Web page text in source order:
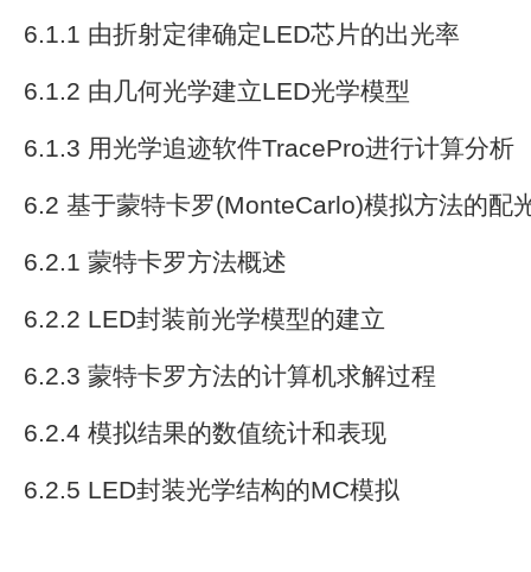
6.1.1 由折射定律确定LED芯片的出光率
6.1.2 由几何光学建立LED光学模型
6.1.3 用光学追迹软件TracePro进行计算分析
6.2 基于蒙特卡罗(MonteCarlo)模拟方法的配
6.2.1 蒙特卡罗方法概述
6.2.2 LED封装前光学模型的建立
6.2.3 蒙特卡罗方法的计算机求解过程
6.2.4 模拟结果的数值统计和表现
6.2.5 LED封装光学结构的MC模拟